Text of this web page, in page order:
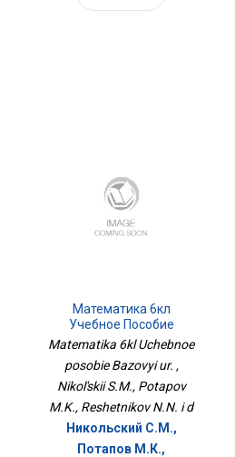
Математика 6кл
Учебное Пособие
Базовый Ур.
Matematika 6kl Uchebnoe
posobie Bazovyi ur. ,
Nikol'skii S.M., Potapov
M.K., Reshetnikov N.N. i d
Никольский С.М.,
Потапов М.К.,